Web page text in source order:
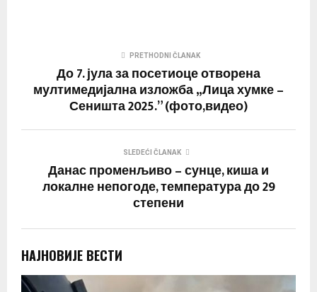
PRETHODNI ČLANAK
До 7. јула за посетиоце отворена
мултимедијална изложба „Лица хумке –
Сеништа 2025.” (фото,видео)
SLEDEĆI ČLANAK
Данас променљиво – сунце, киша и
локалне непогоде, температура до 29
степени
НАЈНОВИЈЕ ВЕСТИ